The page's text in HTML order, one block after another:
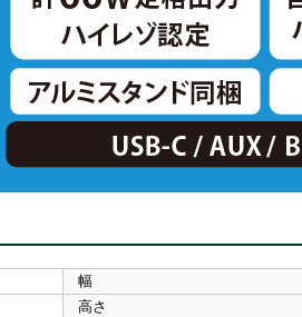
幅
高さ